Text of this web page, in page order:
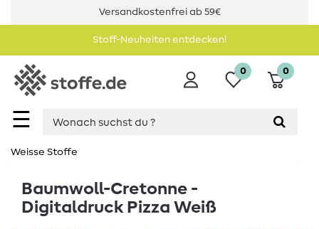
Versandkostenfrei ab 59€
Stoff-Neuheiten entdecken!
☰
0 0
Weisse Stoffe
Baumwoll-Cretonne -
Digitaldruck Pizza Weiß